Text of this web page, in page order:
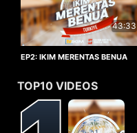
43:33
EP2: IKIM MERENTAS BENUA
TOP10 VIDEOS